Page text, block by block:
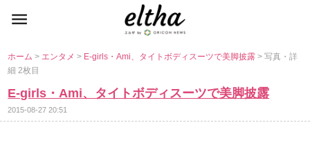
ホーム> エンタメ> E-girls・Ami、タイトボディスーツで美脚披露> 写真・詳
細 2枚目
E-girls・Ami、タイトボディスーツで美脚披露
2015-08-27 20:51